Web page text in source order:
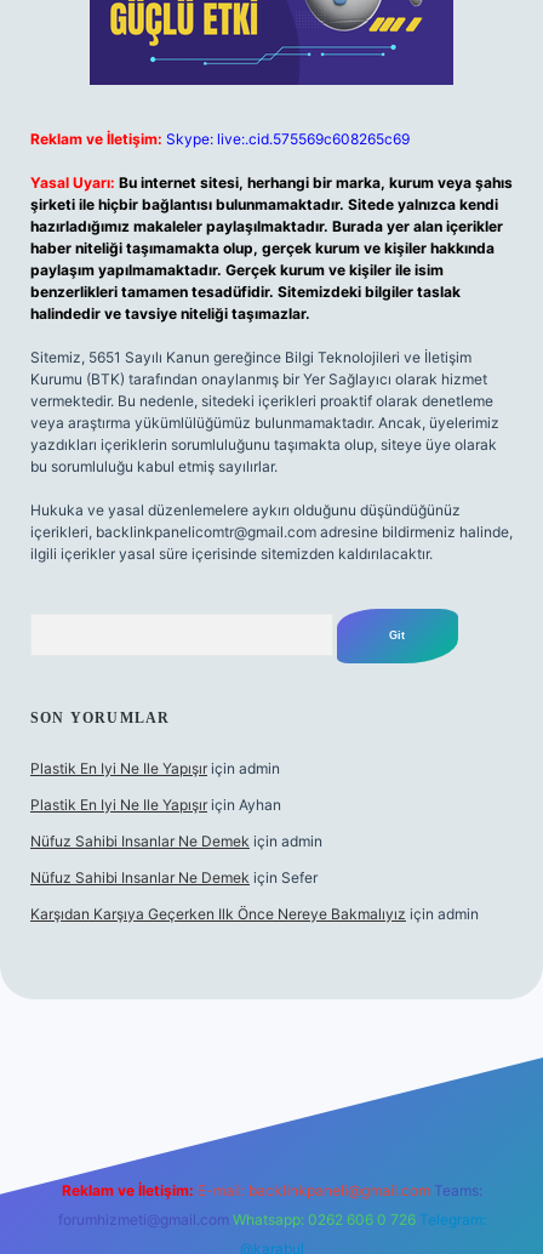
Reklam ve İletişim: Skype: live:.cid.575569c608265c69
Yasal Uyarı: Bu internet sitesi, herhangi bir marka, kurum veya şahıs
şirketi ile hiçbir bağlantısı bulunmamaktadır. Sitede yalnızca kendi
hazırladığımız makaleler paylaşılmaktadır. Burada yer alan içerikler
haber niteliği taşımamakta olup, gerçek kurum ve kişiler hakkında
paylaşım yapılmamaktadır. Gerçek kurum ve kişiler ile isim
benzerlikleri tamamen tesadüfidir. Sitemizdeki bilgiler taslak
halindedir ve tavsiye niteliği taşımazlar.
Sitemiz, 5651 Sayılı Kanun gereğince Bilgi Teknolojileri ve İletişim
Kurumu (BTK) tarafından onaylanmış bir Yer Sağlayıcı olarak hizmet
vermektedir. Bu nedenle, sitedeki içerikleri proaktif olarak denetleme
veya araştırma yükümlülüğümüz bulunmamaktadır. Ancak, üyelerimiz
yazdıkları içeriklerin sorumluluğunu taşımakta olup, siteye üye olarak
bu sorumluluğu kabul etmiş sayılırlar.
Hukuka ve yasal düzenlemelere aykırı olduğunu düşündüğünüz
içerikleri, backlinkpanelicomtr@gmail.com adresine bildirmeniz halinde,
ilgili içerikler yasal süre içerisinde sitemizden kaldırılacaktır.
SON YORUMLAR
Plastik En Iyi Ne Ile Yapışır için admin
Plastik En Iyi Ne Ile Yapışır için Ayhan
Nüfuz Sahibi Insanlar Ne Demek için admin
Nüfuz Sahibi Insanlar Ne Demek için Sefer
Karşıdan Karşıya Geçerken Ilk Önce Nereye Bakmalıyız için admin
Reklam ve İletişim: E-mail: backlinkpaneli@gmail.com Teams:
forumhizmeti@gmail.com Whatsapp: 0262 606 0 726 Telegram:
@karabul